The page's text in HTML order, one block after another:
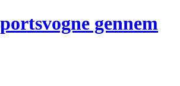
gennem